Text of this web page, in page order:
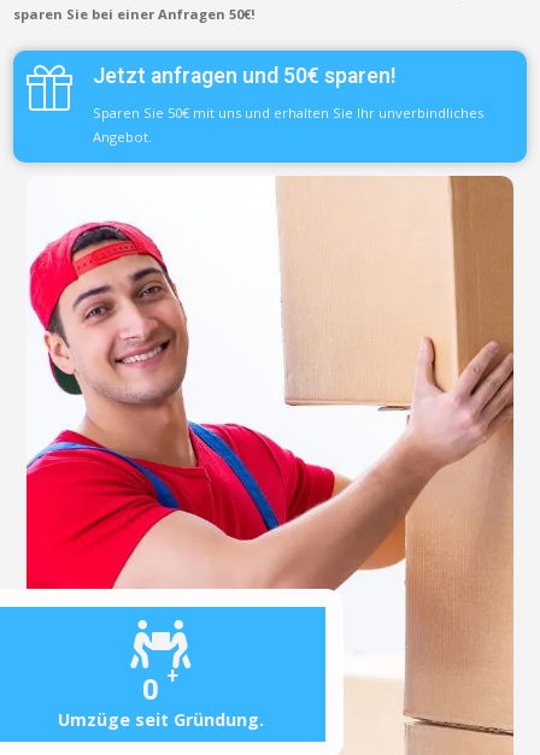
0 +
Umzüge seit Gründung.
sparen Sie bei einer Anfragen 50€!
Jetzt anfragen und 50€ sparen!
Sparen Sie 50€ mit uns und erhalten Sie Ihr unverbindliches
Angebot.